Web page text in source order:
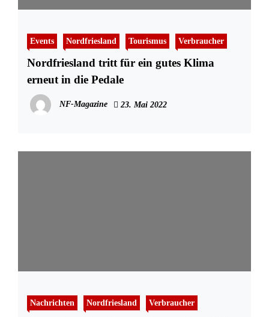
Events Nordfriesland Tourismus Verbraucher
Nordfriesland tritt für ein gutes Klima
erneut in die Pedale
NF-Magazine 23. Mai 2022
Nachrichten Nordfriesland Verbraucher